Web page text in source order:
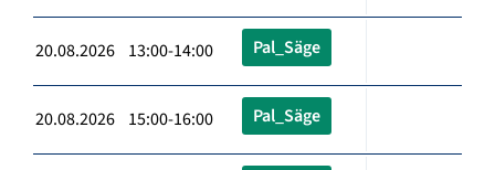
20.08.2026 13:00-14:00 Pal_Säge
20.08.2026 15:00-16:00 Pal_Säge